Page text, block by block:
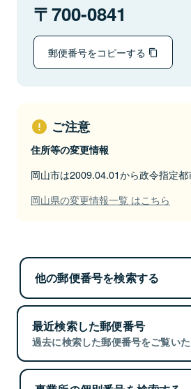
700-0841
郵便番号をコピーする
ご注意
住所等の変更情報
岡山市は2009.04.01から政令指定
岡山県の変更情報一覧 はこちら
他の郵便番号を検索する
最近検索した郵便番号
過去に検索した郵便番号をご覧いた